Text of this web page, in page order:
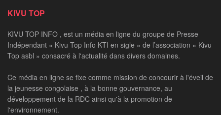
KIVU TOP
KIVU TOP INFO , est un média en ligne du groupe de Presse
Indépendant « Kivu Top Info KTI en sigle » de l’association « Kivu
Top asbl » consacré à l'actualité dans divers domaines.
Ce média en ligne se fixe comme mission de concourir à l'éveil de
la jeunesse congolaise , à la bonne gouvernance, au
développement de la RDC ainsi qu'à la promotion de
l'environnement.